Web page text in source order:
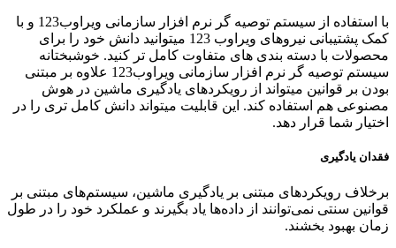
با استفاده از سیستم توصیه گر نرم افزار سازمانی ویراوب123 و با
کمک پشتیبانی نیروهای ویراوب 123 میتوانید دانش خود را برای
محصولات با دسته بندی های متفاوت کامل تر کنید. خوشبختانه
سیستم توصیه گر نرم افزار سازمانی ویراوب123 علاوه بر مبتنی
بودن بر قوانین میتواند از رویکردهای یادگیری ماشین در هوش
مصنوعی هم استفاده کند. این قابلیت میتواند دانش کامل تری را در
اختیار شما قرار دهد.
فقدان یادگیری
برخلاف رویکردهای مبتنی بر یادگیری ماشین، سیستم‌های مبتنی بر
قوانین سنتی نمی‌توانند از داده‌ها یاد بگیرند و عملکرد خود را در طول
زمان بهبود بخشند.